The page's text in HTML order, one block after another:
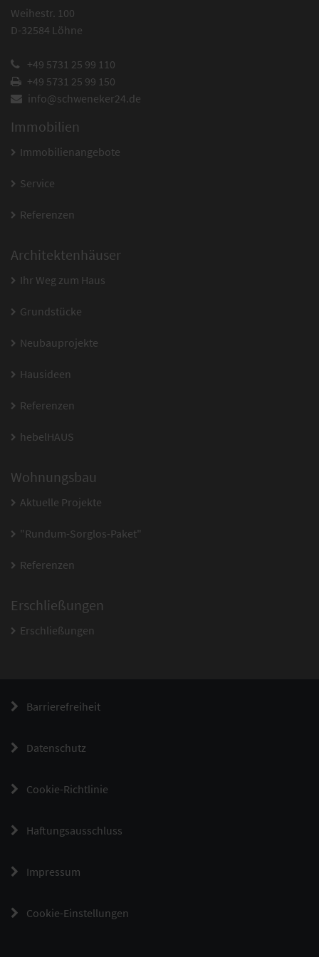
Weihestr. 100
D-32584 Löhne
+49 5731 25 99 110
+49 5731 25 99 150
info@schweneker24.de
Immobilien
Immobilienangebote
Service
Referenzen
Architektenhäuser
Ihr Weg zum Haus
Grundstücke
Neubauprojekte
Hausideen
Referenzen
hebelHAUS
Wohnungsbau
Aktuelle Projekte
"Rundum-Sorglos-Paket"
Referenzen
Erschließungen
Erschließungen
Barrierefreiheit
Datenschutz
Cookie-Richtlinie
Haftungsausschluss
Impressum
Cookie-Einstellungen